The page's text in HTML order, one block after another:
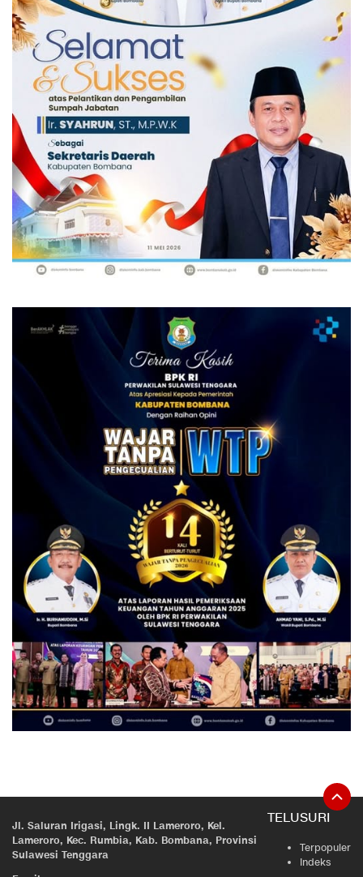
Jl. Saluran Irigasi, Lingk. II Lameroro, Kel.
Lameroro, Kec. Rumbia, Kab. Bombana, Provinsi
Sulawesi Tenggara
TELUSURI
Terpopuler
Indeks